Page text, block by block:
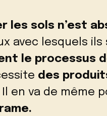
les sols n’est
avec lesquels
le processus
des
Il en va de même